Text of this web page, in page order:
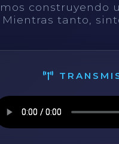
construyendo
tanto,